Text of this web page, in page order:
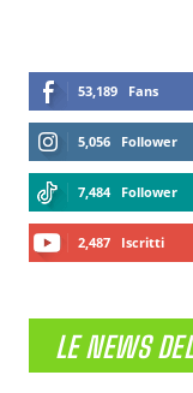
53,189 Fans
5,056 Follower
7,484 Follower
2,487 Iscritti
LE NEWS